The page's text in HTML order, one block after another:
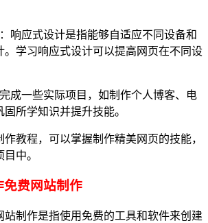
响应式设计是指能够自适应不同设备和
。学习响应式设计可以提高网页在不同设
成一些实际项目，如制作个人博客、电
所学知识并提升技能。
教程，可以掌握制作精美网页的技能，
中。
免费网站制作
站制作是指使用免费的工具和软件来创建